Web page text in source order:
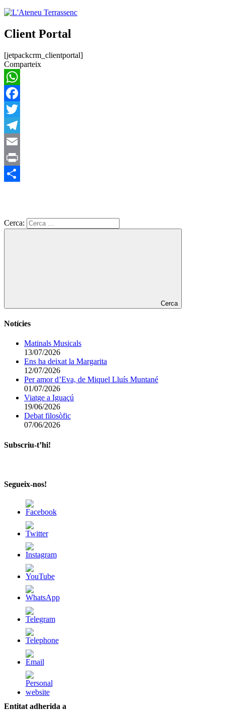
Client Portal
[jetpackcrm_clientportal]
Comparteix
WhatsApp
Facebook
Twitter
Telegram
Email
Print
Cerca:
Cerca
Notícies
Matinals Musicals
13/07/2026
Ens ha deixat la Margarita
12/07/2026
Per amor d’Eva, de Miquel Lluís Muntané
01/07/2026
Viatge a Iguaçú
19/06/2026
Debat filosòfic
07/06/2026
Subscriu-t’hi!
Segueix-nos!
Entitat adherida a